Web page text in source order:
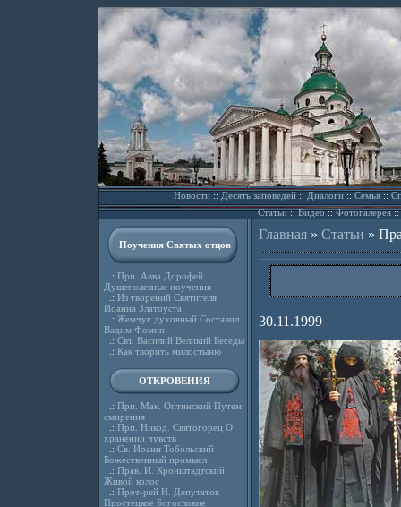
Новости::Десять заповедей::Диалоги::Семья::
Статьи::Видео ::Фотогалерея::
Поучения Святых отцов
.: Прп. Авва Дорофей
Душеполезные поучения
.: Из творений Святителя
Иоанна Златоуста
.: Жемчуг духовный Составил
Вадим Фомин
.: Свт. Василий Великий Беседы
.: Как творить милостыню
ОТКРОВЕНИЯ
.: Прп. Мак. Оптинский Путем
смирения
.: Прп. Никод. Святогорец О
хранении чувств
.: Св. Иоанн Тобольский
Божественный промысл
.: Прав. И. Кронштадтский
Живой колос
.: Прот-рей Н. Депутатов
Простецкое Богословие
Главная» Статьи »
30.11.1999